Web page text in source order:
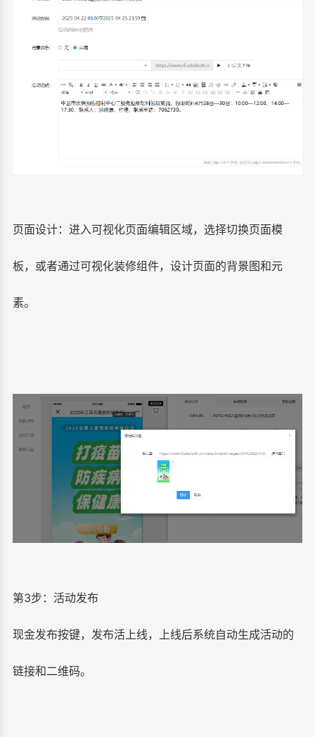
页面设计：进入可视化页面编辑区域，选择切换页面模
板，或者通过可视化装修组件，设计页面的背景图和元
素。
第3步：活动发布
现金发布按键，发布活上线，上线后系统自动生成活动的
链接和二维码。